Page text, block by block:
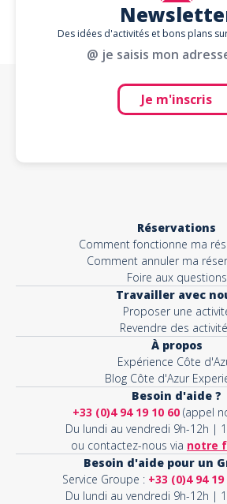
Des idées d'activités et bons plans
@ je saisis mon
Je m'inscris
Réservations
Comment fonctionne ma
Comment annuler ma
Foire aux questions
Travailler avec
Proposer une
Revendre des
À propos
Expérience Côte
Blog Côte d'Azur
Besoin d'aide ?
+33 (0)4 94 19 10 60 (appel
Du lundi au vendredi 9h-12h |
ou contactez-nous via notre
Besoin d'aide pour un
Service Groupe : +33 (0)4 94
Du lundi au vendredi 9h-12h |